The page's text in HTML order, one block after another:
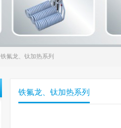
铁氟龙、钛加热系列
铁氟龙、钛加热系列